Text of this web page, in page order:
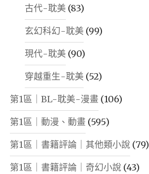
古代-耽美 (83)
玄幻科幻-耽美 (99)
現代-耽美 (90)
穿越重生-耽美 (52)
第1區｜BL-耽美-漫畫 (106)
第1區｜動漫、動畫 (595)
第1區｜書籍評論｜其他類小說 (79)
第1區｜書籍評論｜奇幻小說 (43)